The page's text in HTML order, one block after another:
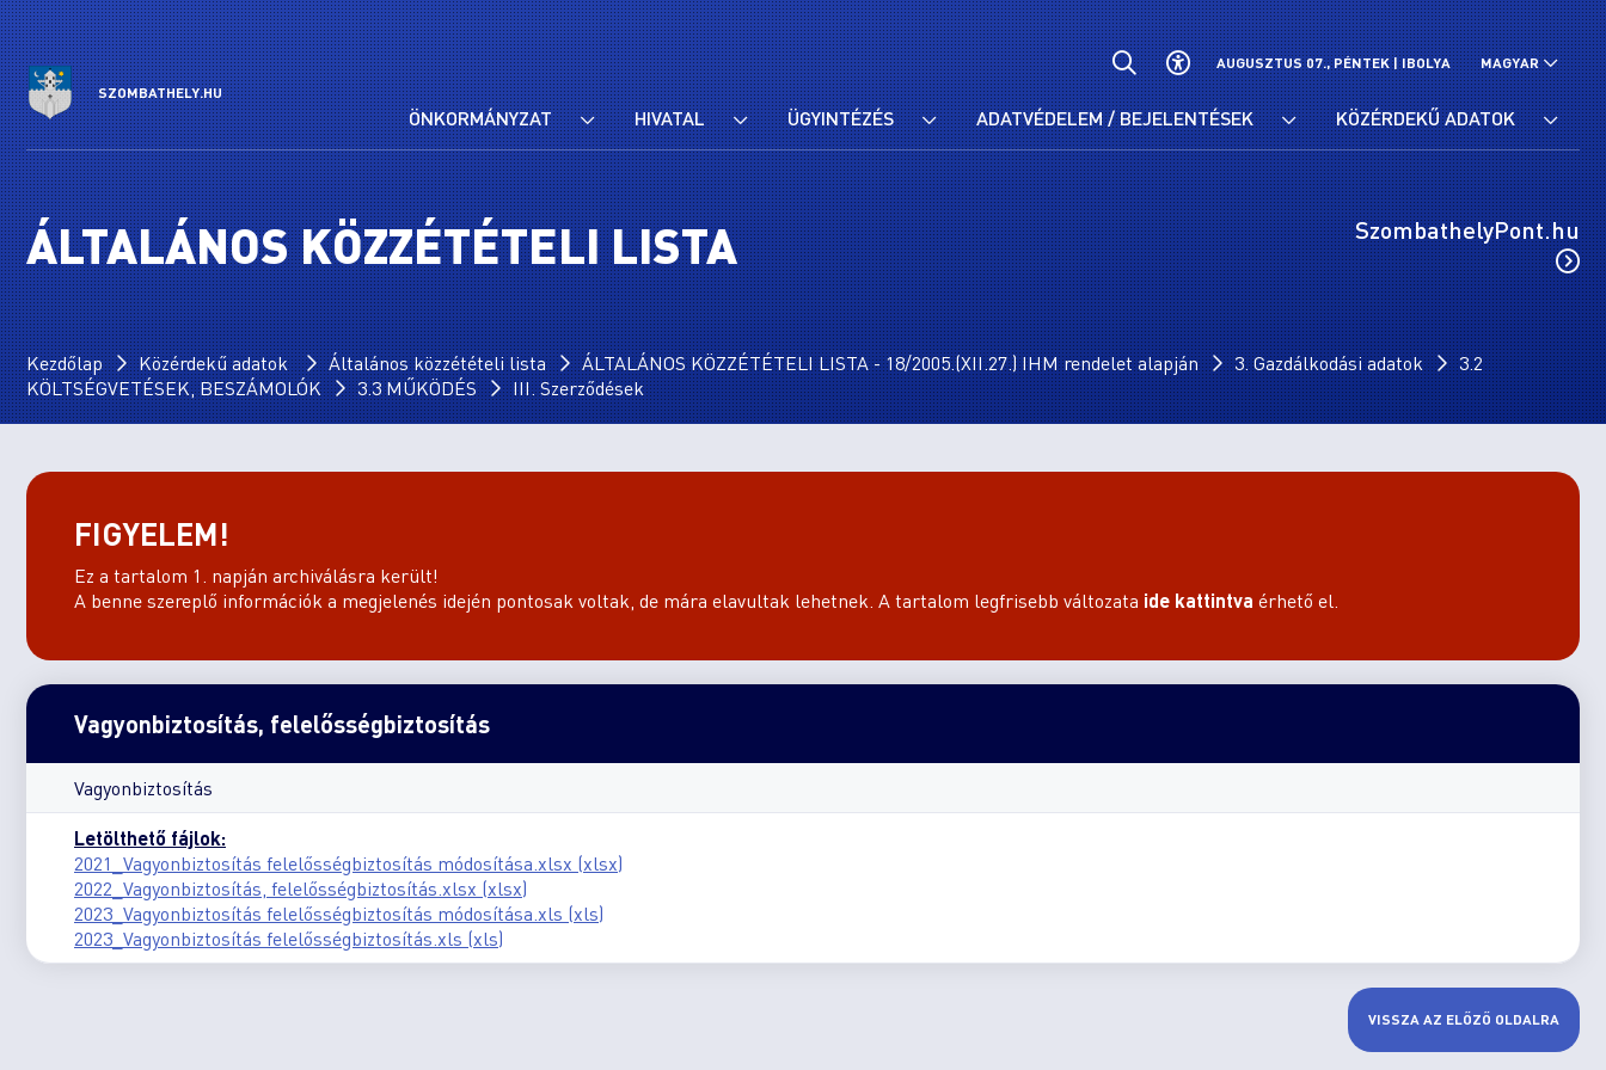
SZOMBATHELY.HU
AUGUSZTUS 07., PÉNTEK |IBOLYA MAGYAR
ÖNKORMÁNYZAT HIVATAL ÜGYINTÉZÉS ADATVÉDELEM / BEJELENTÉSEK KÖZÉRDEKŰ ADATOK
ÁLTALÁNOS KÖZZÉTÉTELI LISTA SzombathelyPont.hu
Kezdőlap Közérdekű adatok Általános közzétételi lista ÁLTALÁNOS KÖZZÉTÉTELI LISTA - 18/2005.(XII.27.) IHM rendelet alapján 3. Gazdálkodási adatok
3.2
KÖLTSÉGVETÉSEK, BESZÁMOLÓK
3.3 MŰKÖDÉS III. Szerződések
FIGYELEM!
Ez a tartalom 1. napján archiválásra került!
A benne szereplő információk a megjelenés idején pontosak voltak, de mára elavultak lehetnek. A tartalom legfrisebb változata ide kattintva érhető el.
Vagyonbiztosítás, felelősségbiztosítás
Vagyonbiztosítás
Letölthető fájlok:
2021_Vagyonbiztosítás felelősségbiztosítás módosítása.xlsx (xlsx)
2022_Vagyonbiztosítás, felelősségbiztosítás.xlsx (xlsx)
2023_Vagyonbiztosítás felelősségbiztosítás módosítása.xls (xls)
2023_Vagyonbiztosítás felelősségbiztosítás.xls (xls)
VISSZA AZ ELŐZŐ OLDALRA